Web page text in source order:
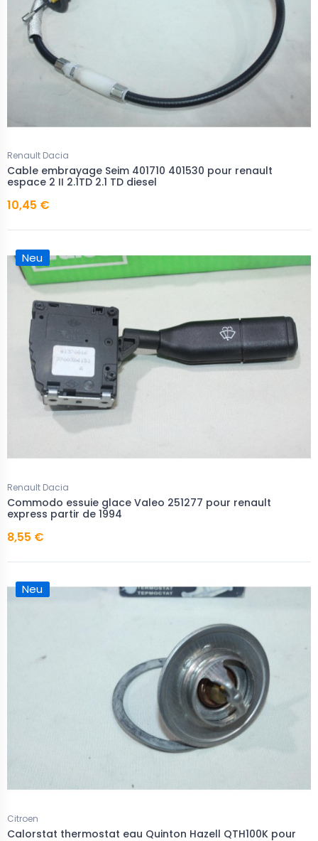
Renault Dacia
Cable embrayage Seim 401710 401530 pour renault
espace 2 II 2.1TD 2.1 TD diesel
10,45 €
Neu
Renault Dacia
Commodo essuie glace Valeo 251277 pour renault
express partir de 1994
8,55 €
Neu
Citroen
Calorstat thermostat eau Quinton Hazell QTH100K pour